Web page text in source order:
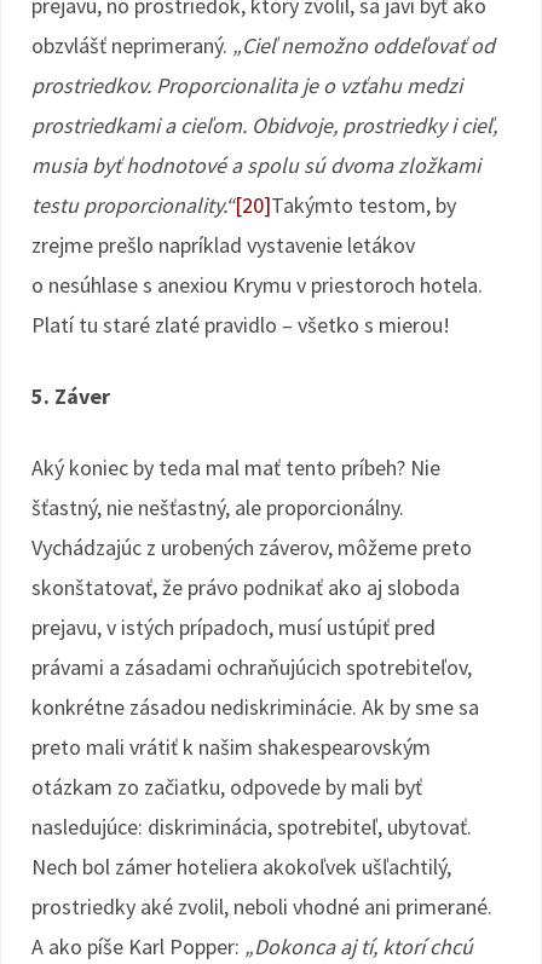
obzvlášť neprimeraný. „Cieľ nemožno oddeľovať od
prostriedkov. Proporcionalita je o vzťahu medzi
prostriedkami a cieľom. Obidvoje, prostriedky i cieľ,
musia byť hodnotové a spolu sú dvoma zložkami
testu proporcionality.“[20]Takýmto testom, by
zrejme prešlo napríklad vystavenie letákov
o nesúhlase s anexiou Krymu v priestoroch hotela.
Platí tu staré zlaté pravidlo – všetko s mierou!
5. Záver
Aký koniec by teda mal mať tento príbeh? Nie
šťastný, nie nešťastný, ale proporcionálny.
Vychádzajúc z urobených záverov, môžeme preto
skonštatovať, že právo podnikať ako aj sloboda
prejavu, v istých prípadoch, musí ustúpiť pred
právami a zásadami ochraňujúcich spotrebiteľov,
konkrétne zásadou nediskriminácie. Ak by sme sa
preto mali vrátiť k našim shakespearovským
otázkam zo začiatku, odpovede by mali byť
nasledujúce: diskriminácia, spotrebiteľ, ubytovať.
Nech bol zámer hoteliera akokoľvek ušľachtilý,
prostriedky aké zvolil, neboli vhodné ani primerané.
A ako píše Karl Popper: „Dokonca aj tí, ktorí chcú